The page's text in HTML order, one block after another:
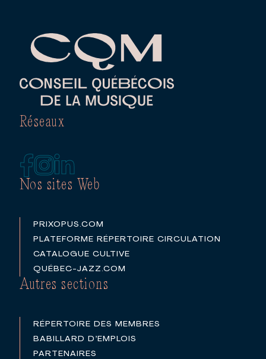
Nos sites Web
PRIXOPUS.COM
PLATEFORME RÉPERTOIRE CIRCULATION
CATALOGUE CULTIVE
QUÉBEC-JAZZ.COM
Autres sections
RÉPERTOIRE DES MEMBRES
BABILLARD D’EMPLOIS
PARTENAIRES
Réseaux